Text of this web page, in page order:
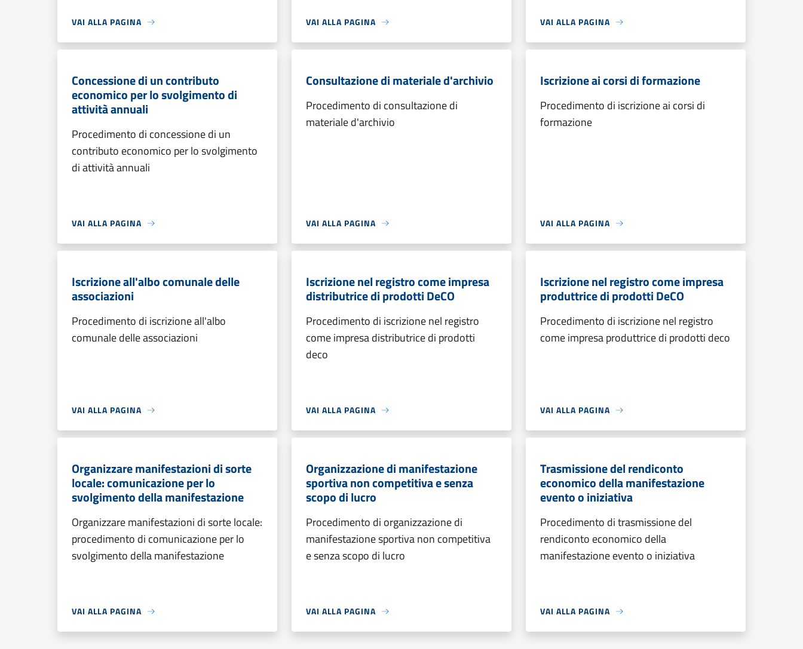
VAI ALLA PAGINA VAI ALLA PAGINA VAI ALLA PAGINA
Concessione di un contributo
economico per lo svolgimento di
attività annuali
Procedimento di concessione di un
contributo economico per lo svolgimento
di attività annuali
VAI ALLA PAGINA
Consultazione di materiale d'archivio
Procedimento di consultazione di
materiale d'archivio
VAI ALLA PAGINA
Iscrizione ai corsi di formazione
Procedimento di iscrizione ai corsi di
formazione
VAI ALLA PAGINA
Iscrizione all'albo comunale delle
associazioni
Procedimento di iscrizione all'albo
comunale delle associazioni
VAI ALLA PAGINA
Iscrizione nel registro come impresa
distributrice di prodotti DeCO
Procedimento di iscrizione nel registro
come impresa distributrice di prodotti
deco
VAI ALLA PAGINA
Iscrizione nel registro come impresa
produttrice di prodotti DeCO
Procedimento di iscrizione nel registro
come impresa produttrice di prodotti deco
VAI ALLA PAGINA
Organizzare manifestazioni di sorte
locale: comunicazione per lo
svolgimento della manifestazione
Organizzare manifestazioni di sorte locale:
procedimento di comunicazione per lo
svolgimento della manifestazione
VAI ALLA PAGINA
Organizzazione di manifestazione
sportiva non competitiva e senza
scopo di lucro
Procedimento di organizzazione di
manifestazione sportiva non competitiva
e senza scopo di lucro
VAI ALLA PAGINA
Trasmissione del rendiconto
economico della manifestazione
evento o iniziativa
Procedimento di trasmissione del
rendiconto economico della
manifestazione evento o iniziativa
VAI ALLA PAGINA